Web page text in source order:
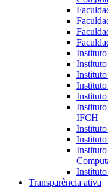
IFCH
Instituto
Transparência ativa